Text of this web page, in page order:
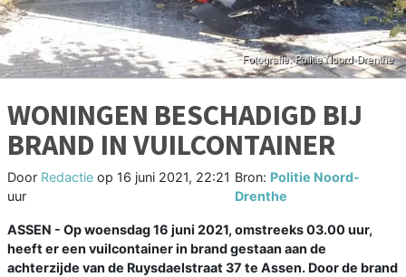
WONINGEN BESCHADIGD BIJ
BRAND IN VUILCONTAINER
Door Redactie op 16 juni 2021, 22:21
uur
Bron: Politie Noord-
Drenthe
ASSEN - Op woensdag 16 juni 2021, omstreeks 03.00 uur,
heeft er een vuilcontainer in brand gestaan aan de
achterzijde van de Ruysdaelstraat 37 te Assen. Door de brand